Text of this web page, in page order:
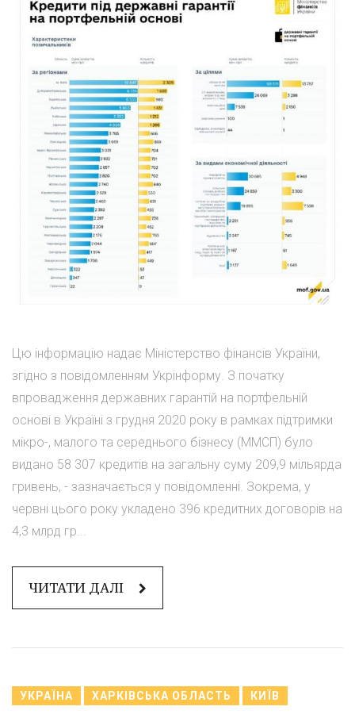
Цю інформацію надає Міністерство фінансів України,
згідно з повідомленням Укрінформу. З початку
впровадження державних гарантій на портфельній
основі в Україні з грудня 2020 року в рамках підтримки
мікро-, малого та середнього бізнесу (ММСП) було
видано 58 307 кредитів на загальну суму 209,9 мільярда
гривень, - зазначається у повідомленні. Зокрема, у
червні цього року укладено 396 кредитних договорів на
4,3 млрд гр...
ЧИТАТИ ДАЛІ
УКРАЇНА ХАРКІВСЬКА ОБЛАСТЬ КИЇВ